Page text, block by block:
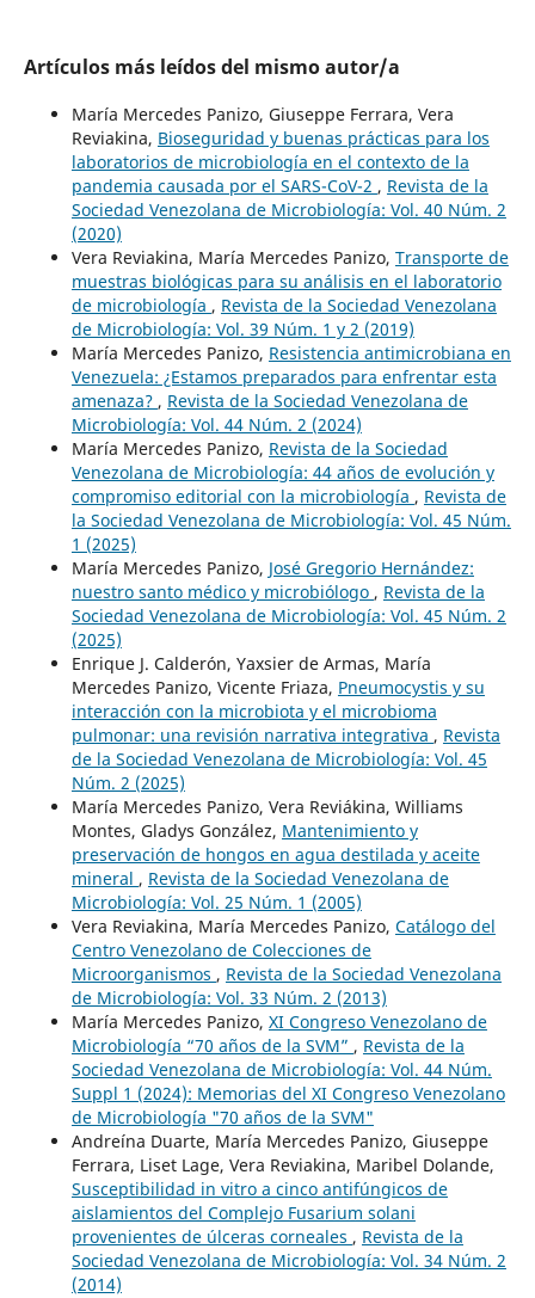
Artículos más leídos del mismo autor/a
María Mercedes Panizo, Giuseppe Ferrara, Vera
Reviakina, Bioseguridad y buenas prácticas para los
laboratorios de microbiología en el contexto de la
pandemia causada por el SARS-CoV-2 , Revista de la
Sociedad Venezolana de Microbiología: Vol. 40 Núm. 2
(2020)
Vera Reviakina, María Mercedes Panizo, Transporte de
muestras biológicas para su análisis en el laboratorio
de microbiología , Revista de la Sociedad Venezolana
de Microbiología: Vol. 39 Núm. 1 y 2 (2019)
María Mercedes Panizo, Resistencia antimicrobiana en
Venezuela: ¿Estamos preparados para enfrentar esta
amenaza? , Revista de la Sociedad Venezolana de
Microbiología: Vol. 44 Núm. 2 (2024)
María Mercedes Panizo, Revista de la Sociedad
Venezolana de Microbiología: 44 años de evolución y
compromiso editorial con la microbiología , Revista de
la Sociedad Venezolana de Microbiología: Vol. 45 Núm.
1 (2025)
María Mercedes Panizo, José Gregorio Hernández:
nuestro santo médico y microbiólogo , Revista de la
Sociedad Venezolana de Microbiología: Vol. 45 Núm. 2
(2025)
Enrique J. Calderón, Yaxsier de Armas, María
Mercedes Panizo, Vicente Friaza, Pneumocystis y su
interacción con la microbiota y el microbioma
pulmonar: una revisión narrativa integrativa , Revista
de la Sociedad Venezolana de Microbiología: Vol. 45
Núm. 2 (2025)
María Mercedes Panizo, Vera Reviákina, Williams
Montes, Gladys González, Mantenimiento y
preservación de hongos en agua destilada y aceite
mineral , Revista de la Sociedad Venezolana de
Microbiología: Vol. 25 Núm. 1 (2005)
Vera Reviakina, María Mercedes Panizo, Catálogo del
Centro Venezolano de Colecciones de
Microorganismos , Revista de la Sociedad Venezolana
de Microbiología: Vol. 33 Núm. 2 (2013)
María Mercedes Panizo, XI Congreso Venezolano de
Microbiología “70 años de la SVM” , Revista de la
Sociedad Venezolana de Microbiología: Vol. 44 Núm.
Suppl 1 (2024): Memorias del XI Congreso Venezolano
de Microbiología "70 años de la SVM"
Andreína Duarte, María Mercedes Panizo, Giuseppe
Ferrara, Liset Lage, Vera Reviakina, Maribel Dolande,
Susceptibilidad in vitro a cinco antifúngicos de
aislamientos del Complejo Fusarium solani
provenientes de úlceras corneales , Revista de la
Sociedad Venezolana de Microbiología: Vol. 34 Núm. 2
(2014)